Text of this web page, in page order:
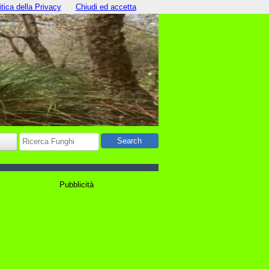
Pubblicità
della Privacy Chiudi ed accetta